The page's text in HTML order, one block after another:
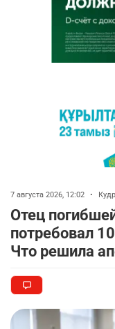
7 августа 2026, 12:02 •
Отец
потребовал
Что решила